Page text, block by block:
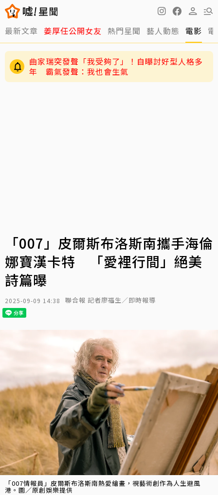
最新文章 姜厚任公開女友 熱門星聞 藝人動態 電影
曲家瑞突發聲「我受夠了」！自曝討好型人格多
年 霸氣發聲：我也會生氣
「007」皮爾斯布洛斯南攜手海倫
娜寶漢卡特 「愛裡行間」絕美
詩篇曝
2025-09-09 14:38 聯合報 記者廖福生／即時報導
「007情報員」皮爾斯布洛斯南熱愛繪畫，視藝術創作為人生避風
港。圖／原創娛樂提供